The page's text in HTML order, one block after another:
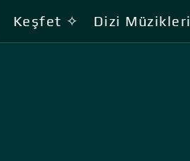
Keşfet ✧ Dizi Müzikleri